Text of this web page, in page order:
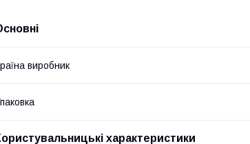
виробник
характеристики